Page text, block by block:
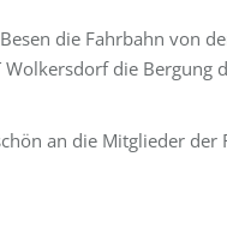
die Fahrbahn von
Wolkersdorf die Bergung
an die Mitglieder der